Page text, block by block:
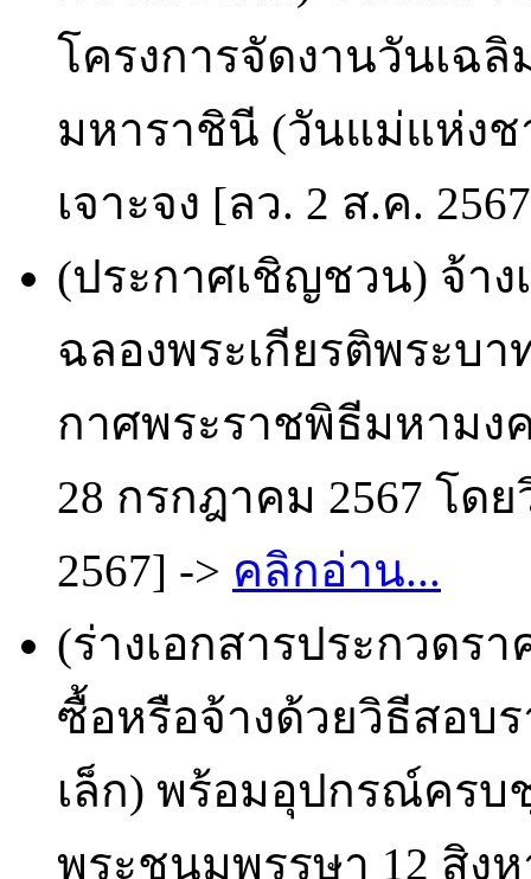
โครงการจัดงานวันเฉ
มหาราชินี (วันแม่แห่งช
เจาะจง [ลว. 2 ส.ค.
(ประกาศเชิญชวน) จ้า
ฉลองพระเกียรติพระบา
กาศพระราชพิธีมหามง
28 กรกฎาคม 2567 โด
2567] -> คลิกอ่าน...
(ร่างเอกสารประกวดรา
ซื้อหรือจ้างด้วยวิธีสอบร
เล็ก) พร้อมอุปกรณ์ครบ
พระชนมพรรษา 12 สิง